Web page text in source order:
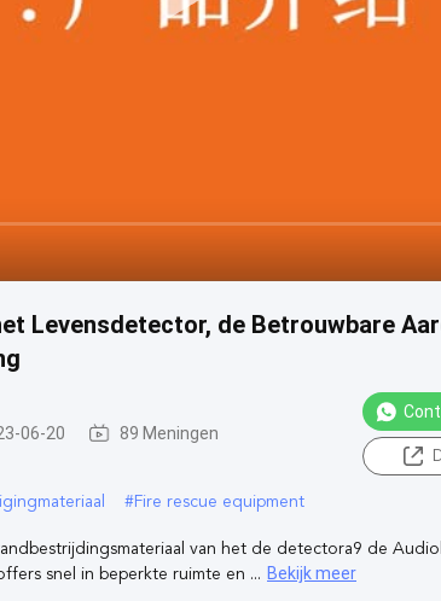
Levensdetector, de Betrouwbare
06-20 89 Meningen
#Fire rescue equipment
van het de detectora9 de
snel in beperkte ruimte en ... Bekijk meer